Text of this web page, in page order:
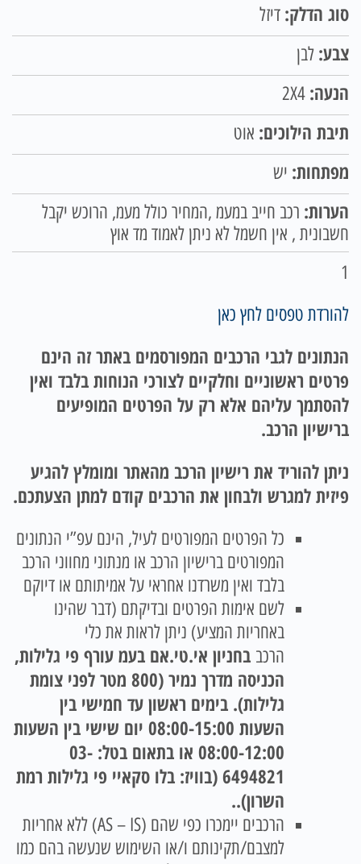
סוג הדלק: דיזל
צבע: לבן
הנעה:
תיבת הילוכים: אוט
מפתחות: יש
הערות: רכב חייב במעמ ,המחיר כולל מעמ, הרוכש יקבל
חשבונית , אין חשמל לא ניתן לאמוד מד אוץ
1
להורדת טפסים לחץ כאן
הנתונים לגבי הרכבים המפורסמים באתר זה הינם
פרטים ראשוניים וחלקיים לצורכי הנוחות בלבד ואין
להסתמך עליהם אלא רק על הפרטים המופיעים
ברישיון הרכב.
ניתן להוריד את רישיון הרכב מהאתר ומומלץ להגיע
פיזית למגרש ולבחון את הרכבים קודם למתן הצעתכם.
כל הפרטים המפורטים לעיל, הינם עפ”י הנתונים
המפורטים ברישיון הרכב או מנתוני מחווני הרכב
בלבד ואין משרדנו אחראי על אמיתותם או דיוקם
לשם אימות הפרטים ובדיקתם (דבר שהינו
באחריות המציע) ניתן לראות את כלי
הרכב בחניון אי.טי.אם בעמ עורף פי גלילות,
הכניסה מדרך נמיר (800 מטר לפני צומת
גלילות). בימים ראשון עד חמישי בין
השעות 08:00-15:00 יום שישי בין השעות
08:00-12:00 או בתאום בטל: 03-
6494821 (בוויז: בלו סקאיי פי גלילות רמת
השרון)..
הרכבים יימכרו כפי שהם (AS – IS) ללא אחריות
למצבם/תקינותם ו/או השימוש שנעשה בהם כמו